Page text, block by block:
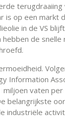
terugdraaiing
is op een markt
in de VS
de snelle
Information
miljoen vaten per
belangrijkste
industriële